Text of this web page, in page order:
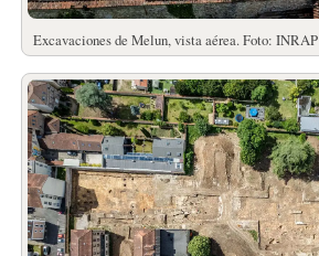
Excavaciones de Melun, vista aérea. Foto: INRAP